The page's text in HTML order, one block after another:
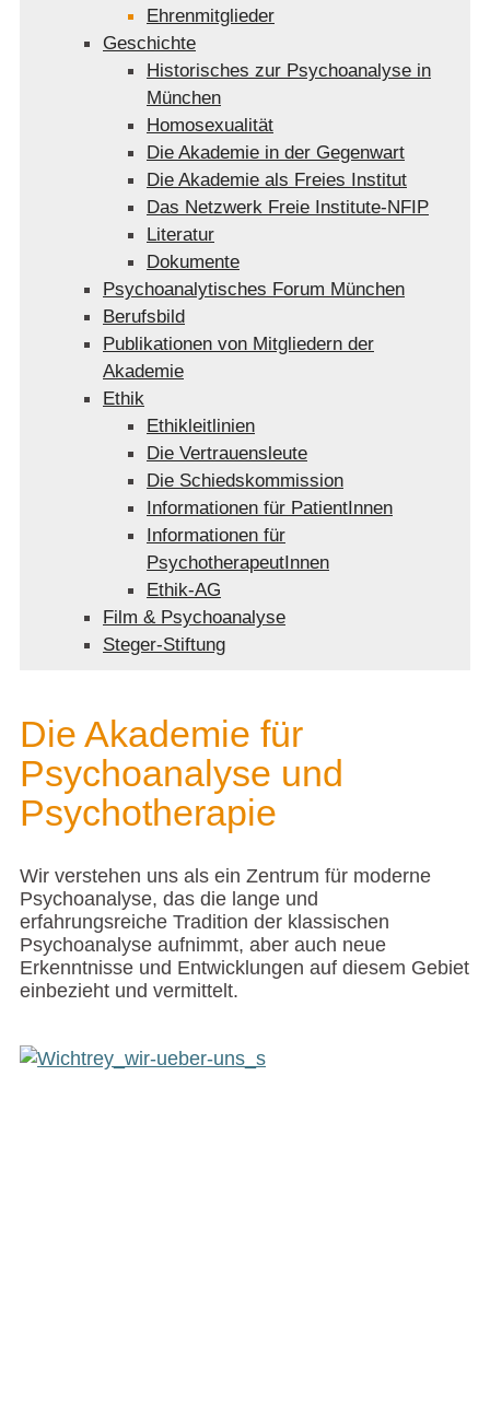
Ehrenmitglieder
Geschichte
Historisches zur Psychoanalyse in
München
Homosexualität
Die Akademie in der Gegenwart
Die Akademie als Freies Institut
Das Netzwerk Freie Institute-NFIP
Literatur
Dokumente
Psychoanalytisches Forum München
Berufsbild
Publikationen von Mitgliedern der
Akademie
Ethik
Ethikleitlinien
Die Vertrauensleute
Die Schiedskommission
Informationen für PatientInnen
Informationen für
PsychotherapeutInnen
Ethik-AG
Film & Psychoanalyse
Steger-Stiftung
Die Akademie für
Psychoanalyse und
Psychotherapie
Wir verstehen uns als ein Zentrum für moderne
Psychoanalyse, das die lange und
erfahrungsreiche Tradition der klassischen
Psychoanalyse aufnimmt, aber auch neue
Erkenntnisse und Entwicklungen auf diesem Gebiet
einbezieht und vermittelt.